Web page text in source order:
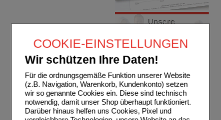
COOKIE-EINSTELLUNGEN
Wir schützen Ihre Daten!
Für die ordnungsgemäße Funktion unserer Website
(z.B. Navigation, Warenkorb, Kundenkonto) setzen
wir so genannte Cookies ein. Diese sind technisch
notwendig, damit unser Shop überhaupt funktioniert.
Darüber hinaus helfen uns Cookies, Pixel und